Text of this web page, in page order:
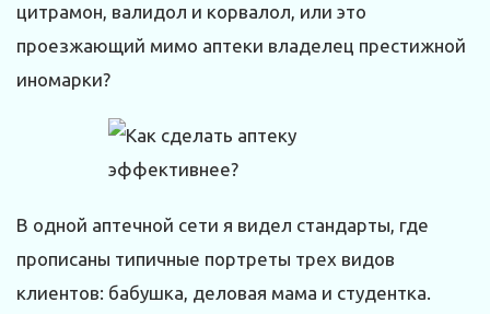
цитрамон, валидол и корвалол, или это
проезжающий мимо аптеки владелец престижной
иномарки?
В одной аптечной сети я видел стандарты, где
прописаны типичные портреты трех видов
клиентов: бабушка, деловая мама и студентка.